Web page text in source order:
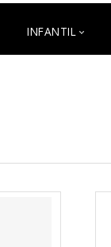
INFANTIL